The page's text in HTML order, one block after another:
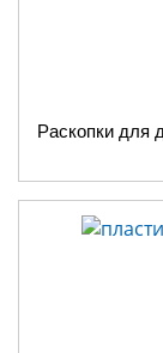
Раскопки для